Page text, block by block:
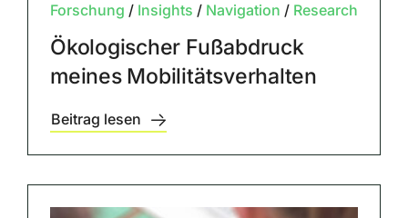
Forschung / Insights / Navigation / Research
Ökologischer Fußabdruck
meines Mobilitätsverhalten
Beitrag lesen